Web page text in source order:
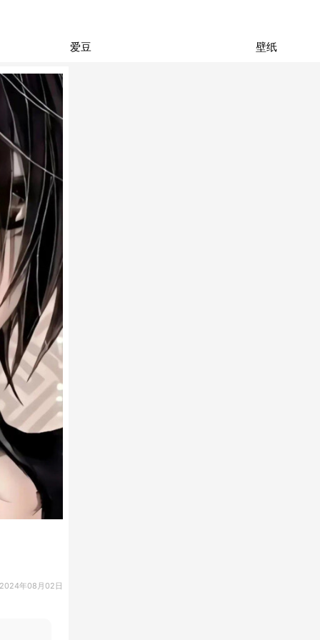
爱豆 壁纸
2024年08月02日